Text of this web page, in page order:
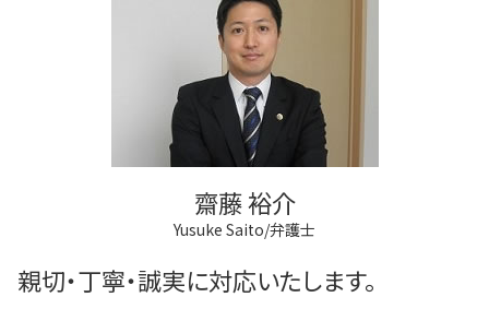
任意後見制度 弁護士
任意後見制度 メリット
任意後見制度 義務
不動産登記 売買
法人登記 罰金
多摩市 不動産トラブル
調布市 登記全般
三鷹市 成年後見
調布市 成年後見
齋藤 裕介
Yusuke Saito/弁護士
親切・丁寧・誠実に対応いたします。